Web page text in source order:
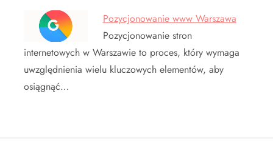
Pozycjonowanie www Warszawa
Pozycjonowanie stron
internetowych w Warszawie to proces, który wymaga
uwzględnienia wielu kluczowych elementów, aby
osiągnąć…